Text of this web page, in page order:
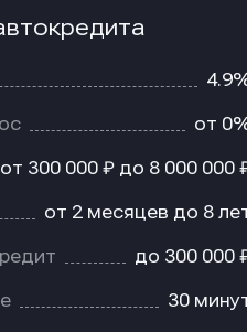
от
от 300 000 ₽ до 8 000 000
от 2 месяцев до 8
до 300 000
30